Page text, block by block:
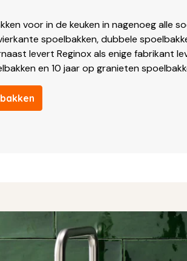
voor in de keuken in nagenoeg alle
spoelbakken, dubbele
levert Reginox als enige fabrikant
en 10 jaar op granieten